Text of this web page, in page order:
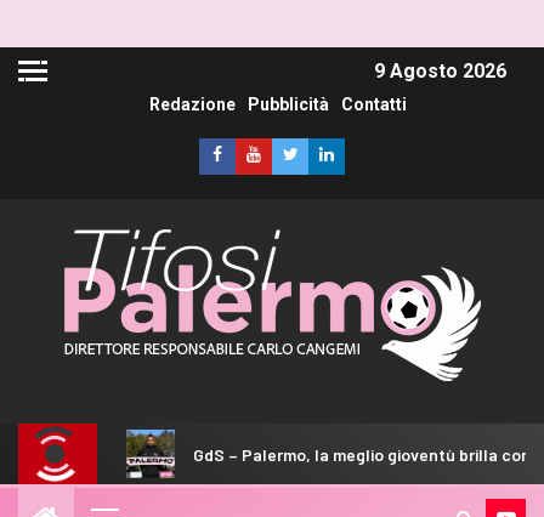
9 Agosto 2026
Redazione Pubblicità Contatti
GdS – Palermo, la meglio gioventù brilla con il Melbourne City